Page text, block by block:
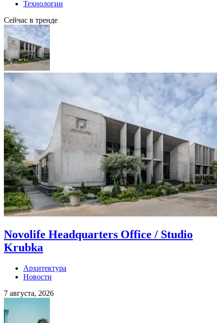
Технологии
Сейчас в тренде
Novolife Headquarters Office / Studio
Krubka
Архитектура
Новости
7 августа, 2026